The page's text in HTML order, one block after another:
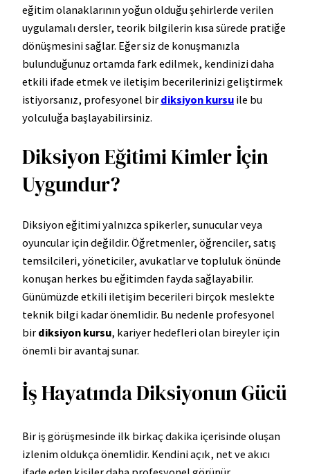
eğitim olanaklarının yoğun olduğu şehirlerde verilen
uygulamalı dersler, teorik bilgilerin kısa sürede pratiğe
dönüşmesini sağlar. Eğer siz de konuşmanızla
bulunduğunuz ortamda fark edilmek, kendinizi daha
etkili ifade etmek ve iletişim becerilerinizi geliştirmek
istiyorsanız, profesyonel bir diksiyon kursu ile bu
yolculuğa başlayabilirsiniz.
Diksiyon Eğitimi Kimler İçin
Uygundur?
Diksiyon eğitimi yalnızca spikerler, sunucular veya
oyuncular için değildir. Öğretmenler, öğrenciler, satış
temsilcileri, yöneticiler, avukatlar ve topluluk önünde
konuşan herkes bu eğitimden fayda sağlayabilir.
Günümüzde etkili iletişim becerileri birçok meslekte
teknik bilgi kadar önemlidir. Bu nedenle profesyonel
bir diksiyon kursu, kariyer hedefleri olan bireyler için
önemli bir avantaj sunar.
İş Hayatında Diksiyonun Gücü
Bir iş görüşmesinde ilk birkaç dakika içerisinde oluşan
izlenim oldukça önemlidir. Kendini açık, net ve akıcı